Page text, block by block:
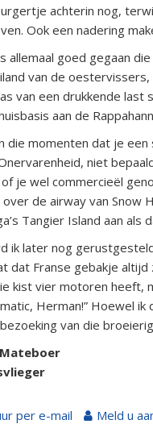
achterin nog,
Ook een nadering
allemaal goed gegaan
van de
van een drukkende last
aan de
die momenten dat je
niet
je wel commercieël
de airway van Snow
Tangier Island aan als
ik later nog
dat Franse gebakje
kist vier motoren heeft,
Herman!” Hoewel
van die
per e-mail Meld u